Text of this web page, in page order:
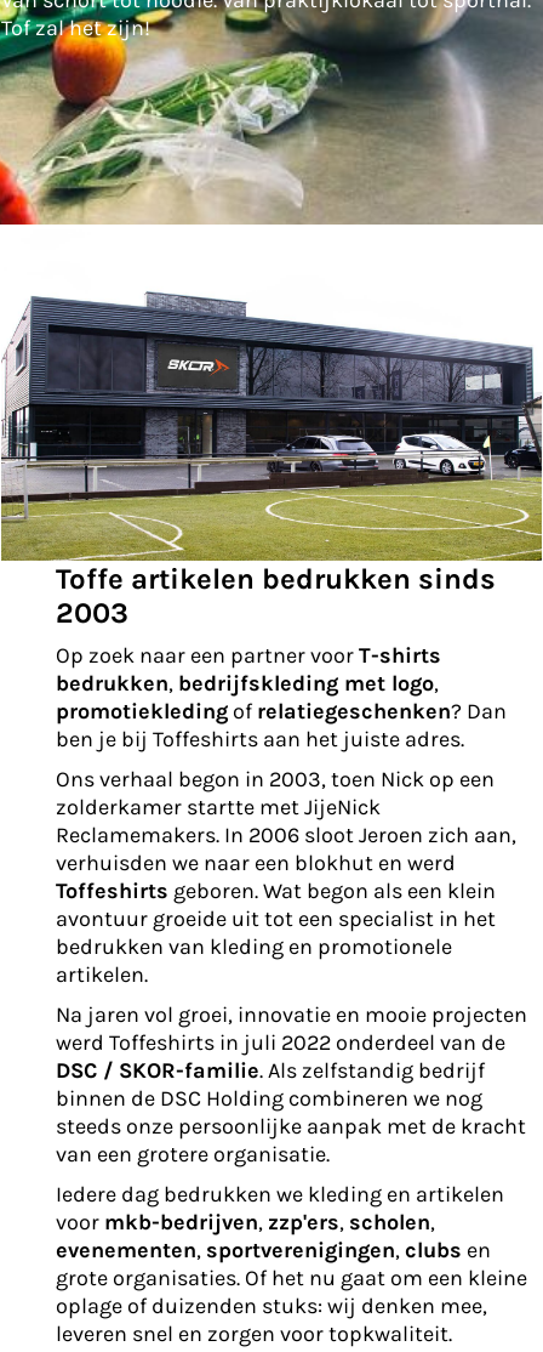
Tof zal het zijn!
Toffe artikelen bedrukken sinds
2003
Op zoek naar een partner voorT-shirts
bedrukken, bedrijfskleding met logo,
promotiekledingof relatiegeschenken? Dan
ben je bij Toffeshirts aan het juiste adres.
Ons verhaal begon in 2003, toen Nick op een
zolderkamer startte met JijeNick
Reclamemakers. In 2006 sloot Jeroen zich aan,
verhuisden we naar een blokhut en werd
Toffeshirts geboren. Wat begon als een klein
avontuur groeide uit tot een specialist in het
bedrukken van kleding en promotionele
artikelen.
Na jaren vol groei, innovatie en mooie projecten
werd Toffeshirts in juli 2022 onderdeel van de
DSC / SKOR-familie. Als zelfstandig bedrijf
binnen de DSC Holding combineren we nog
steeds onze persoonlijke aanpak met de kracht
van een grotere organisatie.
Iedere dag bedrukken we kleding en artikelen
voor mkb-bedrijven, zzp'ers, scholen,
evenementen, sportverenigingen,clubs en
grote organisaties. Of het nu gaat om een kleine
oplage of duizenden stuks: wij denken mee,
leveren snel en zorgen voor topkwaliteit.